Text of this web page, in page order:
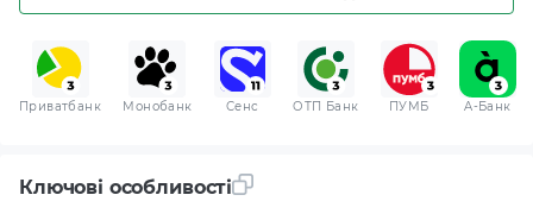
Приватбанк Монобанк Сенс ОТП Банк ПУМБ A-Банк
Ключові особливості